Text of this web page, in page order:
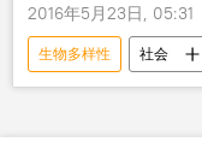
2016年5月23日, 05:31
生物多样性 社会
自然保护